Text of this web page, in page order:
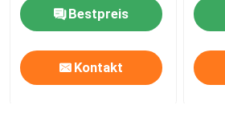
Bestpreis
Kontakt